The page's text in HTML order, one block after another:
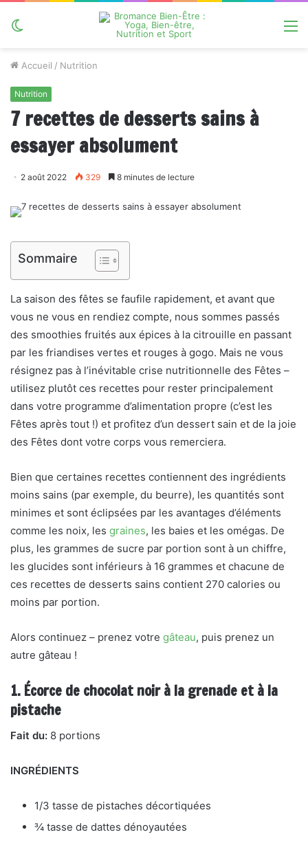
Accueil / Nutrition
Nutrition
7 recettes de desserts sains à
essayer absolument
2 août 2022 329 8 minutes de lecture
Sommaire
La saison des fêtes se faufile rapidement, et avant que
vous ne vous en rendiez compte, nous sommes passés
des smoothies fruités aux épices à la citrouille en passant
par les friandises vertes et rouges à gogo. Mais ne vous
résignez pas à l’inévitable crise nutritionnelle des Fêtes –
utilisez plutôt ces recettes pour rester principalement
dans votre programme d’alimentation propre (c’est les
Fêtes après tout !) et profitez d’un dessert sain et de la joie
des Fêtes dont votre corps vous remerciera.
Bien que certaines recettes contiennent des ingrédients
moins sains (par exemple, du beurre), les quantités sont
minimes et sont éclipsées par les avantages d’éléments
comme les noix, les graines, les baies et les omégas. De
plus, les grammes de sucre par portion sont à un chiffre,
les glucides sont inférieurs à 16 grammes et chacune de
ces recettes de desserts sains contient 270 calories ou
moins par portion.
Alors continuez – prenez votre gâteau, puis prenez un
autre gâteau !
1. Écorce de chocolat noir à la grenade et à la
pistache
Fait du: 8 portions
INGRÉDIENTS
1/3 tasse de pistaches décortiquées
¾ tasse de dattes dénoyautées